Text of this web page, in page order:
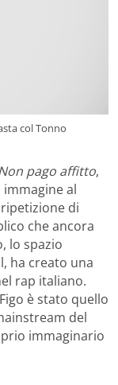
col Tonno
pago affitto,
al
di
che ancora
lo spazio
ha creato una
rap italiano.
è stato quello
del
immaginario